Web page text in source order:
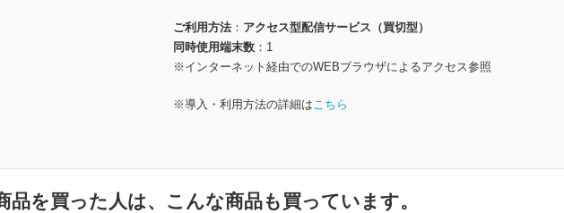
ご利用方法
アクセス型配信サービス（買切型）
同時使用端末数
1
※インターネット経由でのWEBブラウザによるアクセス参照
※導入・利用方法の詳細はこちら
品を買った人は、こんな商品も買っています。